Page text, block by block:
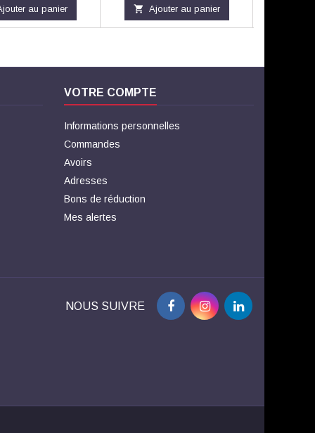
au panier  Ajouter au panier
VOTRE COMPTE
Informations personnelles
Commandes
Avoirs
Adresses
Bons de réduction
Mes alertes
NOUS SUIVRE